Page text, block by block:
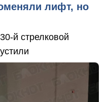
лифт, но
й стрелковой